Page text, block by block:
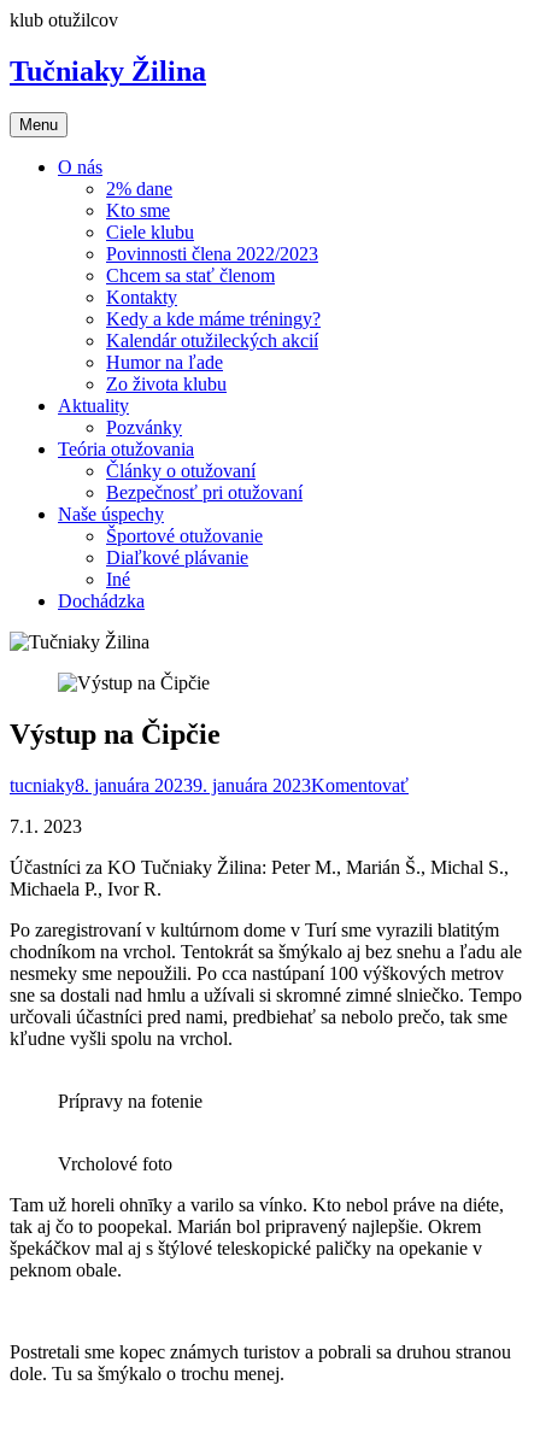
Preskočiť
obsah
klub otužilcov
Tučniaky Žilina
Menu
O nás
2% dane
Kto sme
Ciele klubu
Povinnosti člena 2022/2023
Chcem sa stať členom
Kontakty
Kedy a kde máme tréningy?
Kalendár otužileckých akcií
Humor na ľade
Zo života klubu
Aktuality
Pozvánky
Teória otužovania
Články o otužovaní
Bezpečnosť pri otužovaní
Naše úspechy
Športové otužovanie
Diaľkové plávanie
Iné
Dochádzka
Výstup na Čipčie
tucniaky8. januára 20239. januára 2023Komentovať
7.1. 2023
Účastníci za KO Tučniaky Žilina: Peter M., Marián Š., Michal S.,
Michaela P., Ivor R.
Po zaregistrovaní v kultúrnom dome v Turí sme vyrazili blatitým
chodníkom na vrchol. Tentokrát sa šmýkalo aj bez snehu a ľadu ale
nesmeky sme nepoužili. Po cca nastúpaní 100 výškových metrov
sne sa dostali nad hmlu a užívali si skromné zimné slniečko. Tempo
určovali účastníci pred nami, predbiehať sa nebolo prečo, tak sme
kľudne vyšli spolu na vrchol.
Prípravy na fotenie
Vrcholové foto
Tam už horeli ohnīky a varilo sa vínko. Kto nebol práve na diéte,
tak aj čo to poopekal. Marián bol pripravený najlepšie. Okrem
špekáčkov mal aj s štýlové teleskopické paličky na opekanie v
peknom obale.
Postretali sme kopec známych turistov a pobrali sa druhou stranou
dole. Tu sa šmýkalo o trochu menej.